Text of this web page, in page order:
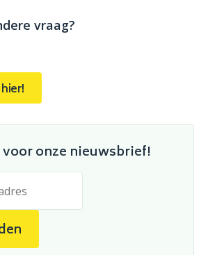
vraag?
onze nieuwsbrief!